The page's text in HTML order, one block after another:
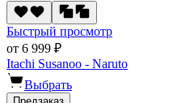
Быстрый просмотр
от 6 999 ₽
Itachi Susanoo - Naruto
Выбрать